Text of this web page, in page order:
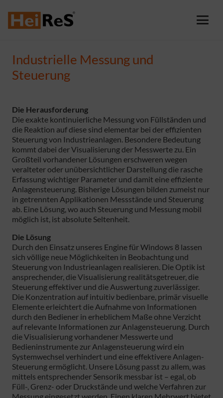
Industrielle Messung und
Steuerung
Die Herausforderung
Die exakte kontinuierliche Messung von Füllständen und
die Reaktion auf diese sind elementar bei der effizienten
Steuerung von Industrieanlagen. Besondere Bedeutung
kommt dabei der Visualisierung der Messwerte zu. Ein
Großteil vorhandener Lösungen erschweren wegen
veralteter oder unübersichtlicher Darstellung die rasche
Erfassung wichtiger Parameter und damit eine effiziente
Anlagensteuerung. Bisherige Lösungen bilden zumeist nur
in getrennten Applikationen Messstände und Steuerung
ab. Eine Lösung, wo auch Steuerung und Messung mobil
möglich ist, ist absolute Seltenheit.
Die Lösung
Durch den Einsatz unseres Engine für Windows 8 lassen
sich völlige neue Möglichkeiten in Beobachtung und
Steuerung von Industrieanlagen realisieren. Die Optik ist
ansprechender, die Visualisierung realitätsgetreuer, die
Steuerung effektiver und die Auswertung zuverlässiger.
Die Konzentration auf intuitiv bedienbare, primär visuelle
Elemente erleichtert die Aufnahme von Informationen
durch den Bediener in erheblichem Maße ohne Verzicht
auf relevante Informationen zur Anlagensteuerung. Durch
die Visualisierung vorhandener Messwerte und
Bedieninstrumente zur Anlagensteuerung wird ein
Systemwechsel verhindert und eine effektivere Anlagen-
Steuerung ermöglicht. Unsere Lösung passt zu allem, was
mittels entsprechender Sensorik messbar ist – egal, ob
Füll-, Grenz- oder Druckstände und welche Verfahren zur